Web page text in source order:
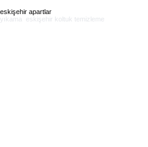
eskişehir apartlar
yıkama
eskişehir koltuk temizleme